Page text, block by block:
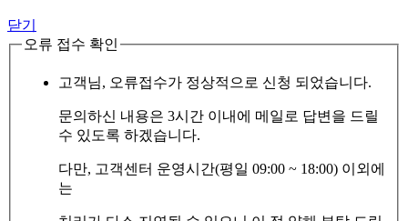
닫기
오류 접수 확인
고객님, 오류접수가 정상적으로 신청 되었습니다.
문의하신 내용은 3시간 이내에 메일로 답변을 드릴
수 있도록 하겠습니다.
다만, 고객센터 운영시간(평일 09:00 ~ 18:00) 이외에
는